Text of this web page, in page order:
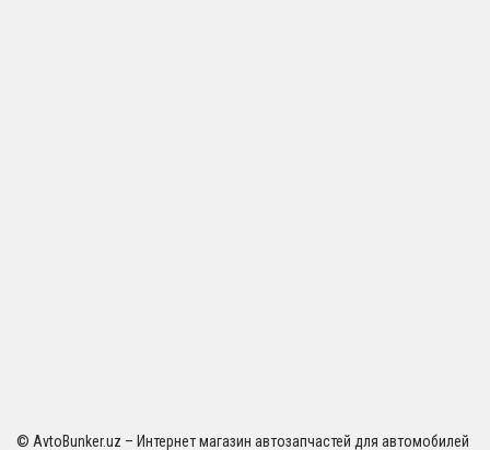
© AvtoBunker.uz – Интернет магазин автозапчастей для автомобилей